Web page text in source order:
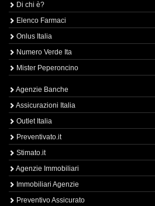
Di chi è?
Elenco Farmaci
Onlus Italia
Numero Verde Ita
Mister Peperoncino
Agenzie Banche
Assicurazioni Italia
Outlet Italia
Preventivato.it
Stimato.it
Agenzie Immobiliari
Immobiliari Agenzie
Preventivo Assicurato